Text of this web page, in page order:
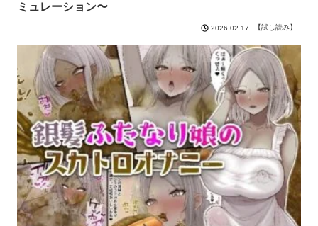
ミュレーション〜
2026.02.17 【試し読み】